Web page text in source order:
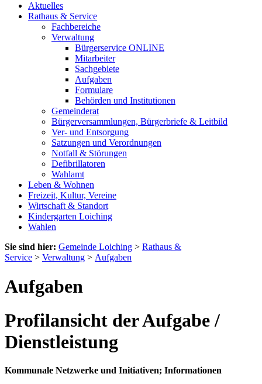
Aktuelles
Rathaus & Service
Fachbereiche
Verwaltung
Bürgerservice ONLINE
Mitarbeiter
Sachgebiete
Aufgaben
Formulare
Behörden und Institutionen
Gemeinderat
Bürgerversammlungen, Bürgerbriefe & Leitbild
Ver- und Entsorgung
Satzungen und Verordnungen
Notfall & Störungen
Defibrillatoren
Wahlamt
Leben & Wohnen
Freizeit, Kultur, Vereine
Wirtschaft & Standort
Kindergarten Loiching
Wahlen
Sie sind hier: Gemeinde Loiching > Rathaus &
Service > Verwaltung > Aufgaben
Aufgaben
Profilansicht der Aufgabe /
Dienstleistung
Kommunale Netzwerke und Initiativen; Informationen